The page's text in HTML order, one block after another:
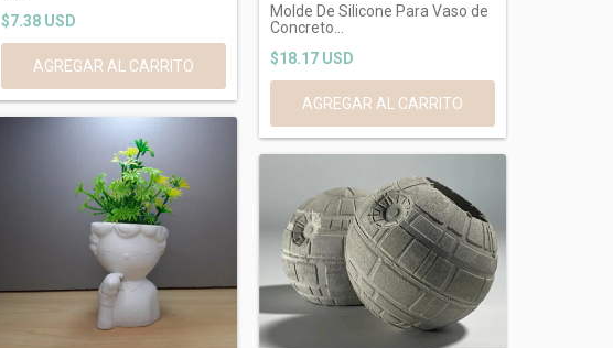
$7.38 USD
Molde De Silicone Para Vaso de
Concreto...
$18.17 USD